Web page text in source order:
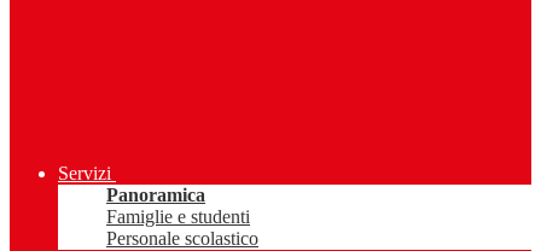
Servizi
Panoramica
Famiglie e studenti
Personale scolastico